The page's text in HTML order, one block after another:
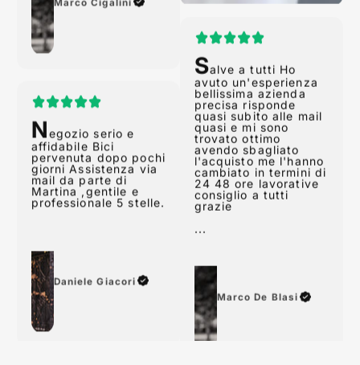
N
affidabile Bici
pervenuta dopo pochi
giorni Assistenza via
mail da parte di
Martina ,gentile e
professionale 5 stelle.
Daniele Giacori
Salve a tutti Ho
avuto un'esperienza
bellissima azienda
precisa risponde
quasi subito alle mail
quasi e mi sono
trovato ottimo
avendo sbagliato
l'acquisto me l'hanno
cambiato in termini di
24 48 ore lavorative
consiglio a tutti
Marco De Blasi